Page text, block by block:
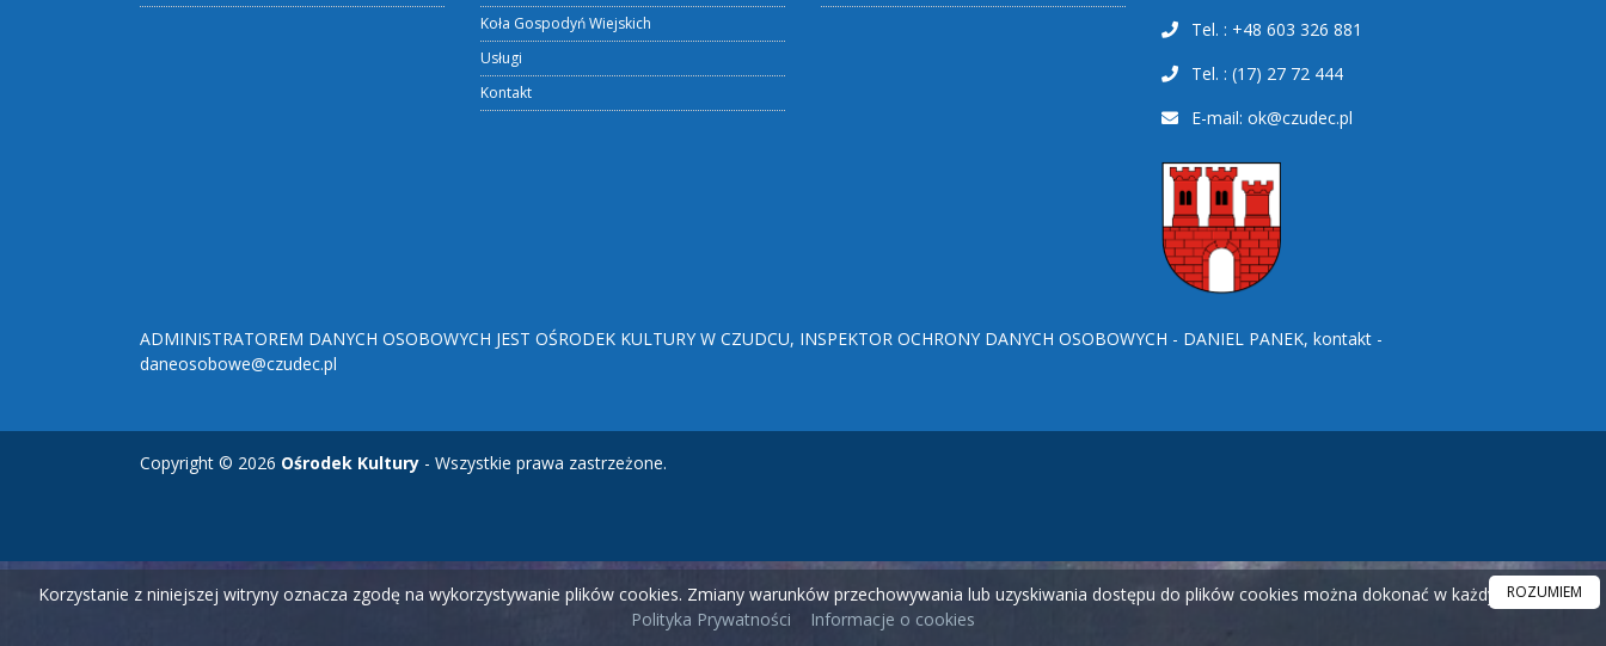
Koła Gospodyń Wiejskich
Usługi
Kontakt
Tel. : +48 603 326 881
Tel. : (17) 27 72 444
E-mail: ok@czudec.pl
ADMINISTRATOREM DANYCH OSOBOWYCH JEST OŚRODEK KULTURY W CZUDCU, INSPEKTOR OCHRONY DANYCH OSOBOWYCH - DANIEL PANEK, kontakt -
daneosobowe@czudec.pl
Copyright © 2026 Ośrodek Kultury - Wszystkie prawa zastrzeżone.
Korzystanie z niniejszej witryny oznacza zgodę na wykorzystywanie plików cookies. Zmiany warunków przechowywania lub uzyskiwania dostępu do plików cookies można dokonać w każdym czasie.
Polityka Prywatności
Informacje o cookies
ROZUMIEM